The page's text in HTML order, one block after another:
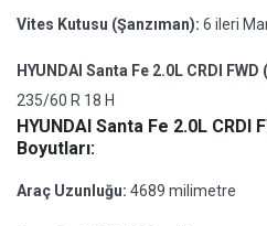
Vites Kutusu (Şanzıman): 6 ileri
HYUNDAI Santa Fe 2.0L CRDI
235/60 R 18 H
HYUNDAI Santa Fe 2.0L CRDI
Boyutları:
Araç Uzunluğu: 4689 milimetre